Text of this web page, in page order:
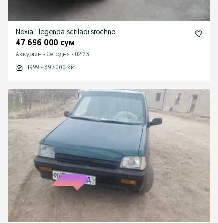
Nexia 1 legenda sotiladi srochno
47 696 000 сум
Аккурган - Сегодня в 02:23
1999 - 397 000 км